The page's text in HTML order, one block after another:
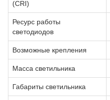
(CRI)
Ресурс работы
светодиодов
Возможные крепления
Масса светильника
Габариты светильника